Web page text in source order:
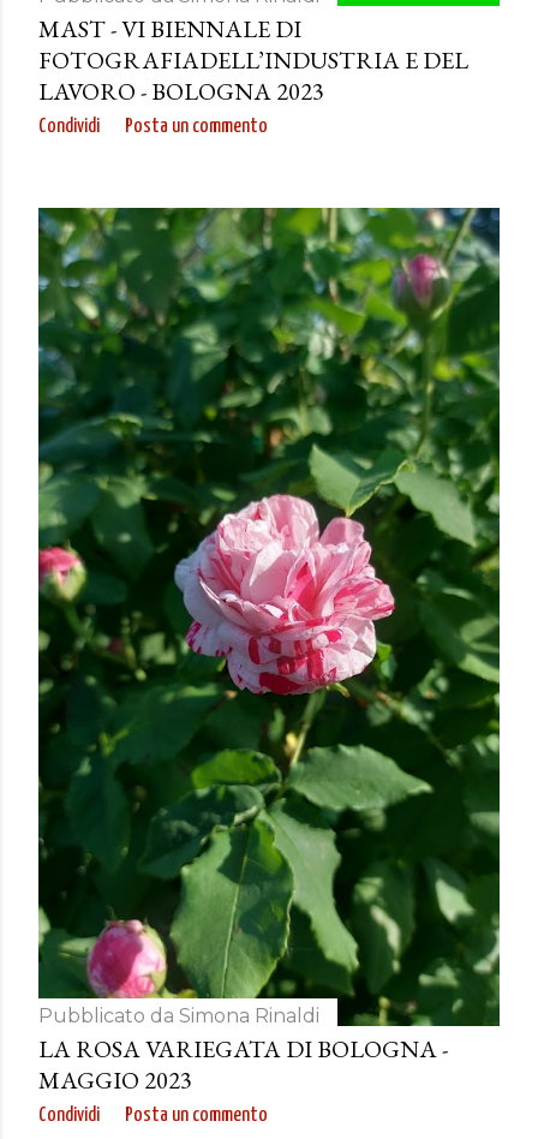
MAST - VI BIENNALE DI
FOTOGRAFIADELL’INDUSTRIA E DEL
LAVORO - BOLOGNA 2023
Condividi Posta un commento
Pubblicato da Simona Rinaldi
LA ROSA VARIEGATA DI BOLOGNA -
MAGGIO 2023
Condividi Posta un commento